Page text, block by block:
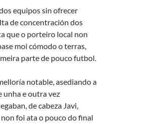
equipos sin ofrecer
de concentración dos
que o porteiro local non
moi cómodo o terras,
parte de pouco futbol.
notable, asediando a
unha e outra vez
de cabeza Javi,
foi ata o pouco do final